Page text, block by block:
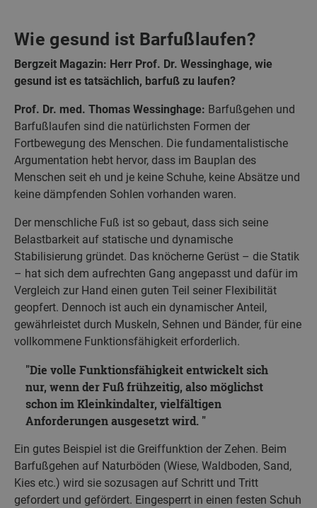
Wie gesund ist Barfußlaufen?
Bergzeit Magazin: Herr Prof. Dr. Wessinghage, wie
gesund ist es tatsächlich, barfuß zu laufen?
Prof. Dr. med. Thomas Wessinghage: Barfußgehen und
Barfußlaufen sind die natürlichsten Formen der
Fortbewegung des Menschen. Die fundamentalistische
Argumentation hebt hervor, dass im Bauplan des
Menschen seit eh und je keine Schuhe, keine Absätze und
keine dämpfenden Sohlen vorhanden waren.
Der menschliche Fuß ist so gebaut, dass sich seine
Belastbarkeit auf statische und dynamische
Stabilisierung gründet. Das knöcherne Gerüst – die Statik
– hat sich dem aufrechten Gang angepasst und dafür im
Vergleich zur Hand einen guten Teil seiner Flexibilität
geopfert. Dennoch ist auch ein dynamischer Anteil,
gewährleistet durch Muskeln, Sehnen und Bänder, für eine
vollkommene Funktionsfähigkeit erforderlich.
Die volle Funktionsfähigkeit entwickelt sich
nur, wenn der Fuß frühzeitig, also möglichst
schon im Kleinkindalter, vielfältigen
Anforderungen ausgesetzt wird.
Ein gutes Beispiel ist die Greiffunktion der Zehen. Beim
Barfußgehen auf Naturböden (Wiese, Waldboden, Sand,
Kies etc.) wird sie sozusagen auf Schritt und Tritt
gefordert und gefördert. Eingesperrt in einen festen Schuh